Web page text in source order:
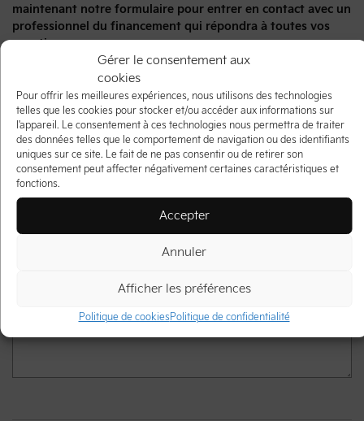
Gérer le consentement aux
cookies
Pour offrir les meilleures expériences, nous utilisons des technologies
telles que les cookies pour stocker et/ou accéder aux informations sur
l'appareil. Le consentement à ces technologies nous permettra de traiter
des données telles que le comportement de navigation ou des identifiants
uniques sur ce site. Le fait de ne pas consentir ou de retirer son
consentement peut affecter négativement certaines caractéristiques et
fonctions.
Accepter
Annuler
Afficher les préférences
Politique de cookiesPolitique de confidentialité
maintenant notre formulaire pour entrer en contact avec un
professionnel du financement qui répondra à toutes vos
questions.
Nom*
Courriel*
Commentaire(s) et/ou question(s)